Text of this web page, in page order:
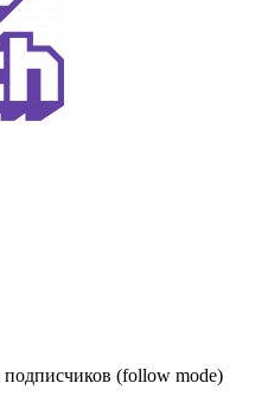
подписчиков (follow mode)